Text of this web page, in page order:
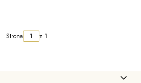
Strona z 1